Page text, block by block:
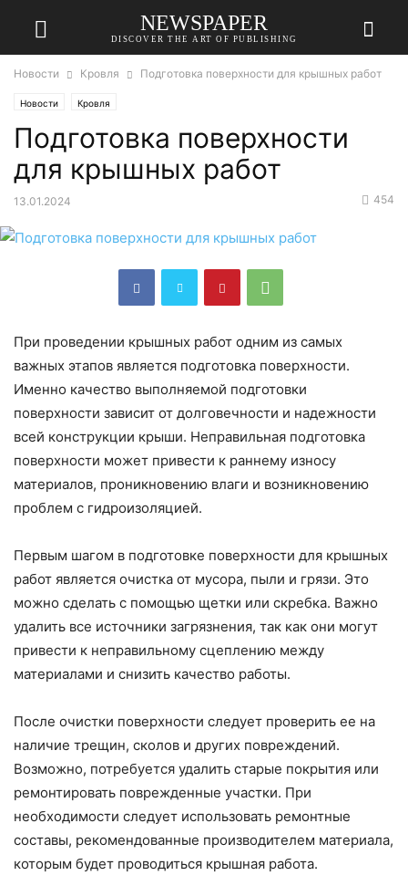
NEWSPAPER
DISCOVER THE ART OF PUBLISHING
Новости Кровля Подготовка поверхности для крышных работ
Новости Кровля
Подготовка поверхности
для крышных работ
13.01.2024 454
При проведении крышных работ одним из самых
важных этапов является подготовка поверхности.
Именно качество выполняемой подготовки
поверхности зависит от долговечности и надежности
всей конструкции крыши. Неправильная подготовка
поверхности может привести к раннему износу
материалов, проникновению влаги и возникновению
проблем с гидроизоляцией.
Первым шагом в подготовке поверхности для крышных
работ является очистка от мусора, пыли и грязи. Это
можно сделать с помощью щетки или скребка. Важно
удалить все источники загрязнения, так как они могут
привести к неправильному сцеплению между
материалами и снизить качество работы.
После очистки поверхности следует проверить ее на
наличие трещин, сколов и других повреждений.
Возможно, потребуется удалить старые покрытия или
ремонтировать поврежденные участки. При
необходимости следует использовать ремонтные
составы, рекомендованные производителем материала,
которым будет проводиться крышная работа.